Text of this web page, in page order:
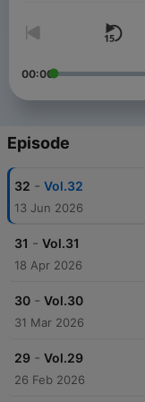
00:00
Episode
32 - Vol.32
13 Jun 2026
31 - Vol.31
18 Apr 2026
30 - Vol.30
31 Mar 2026
29 - Vol.29
26 Feb 2026